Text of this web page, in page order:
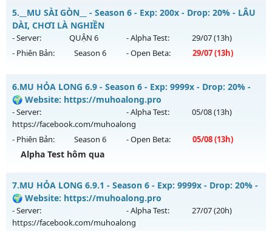
Antihack: ICMPROTECT ✅ 🔴 ✨ ⚡️
📌Mu Long Kiếm 19:00 - Boss liên tục, event cả ngày, vào là
mê , Open 19:00 hôm nay
Mu mới ra tháng 08 2026 - Mở máy chủ
Long Kiếmvào 19h
ngày 06/08/2626
Kiểu reset: Reset In Game
Thể loại: Mu Nguyên bản Webzen
Antihack: VIP SHIELD
5. __MU SÀI GÒN__ - Season 6 - Exp: 200x - Drop: 20% - LÂU
DÀI, CHƠI LÀ NGHIỀN
- Server: QUẬN 6 - Alpha Test: 29/07(13h)
- Phiên Bản:
Season 6 - Open Beta: 29/07(13h)
__MU SÀI GÒN__ - LÂU DÀI, CHƠI LÀ NGHIỀN
Mu mới ra tháng 07 2026 - Mở máy chủ
ngày 29/07/2626
Exp: 200x - Drop: 20%
Kiểu reset: Reset In Game
Antihack: AntiShark
6.MU HỎA LONG 6.9 - Season 6 - Exp: 9999x - Drop: 20% -
🌍 Website: https://muhoalong.pro
- Server:
https://facebook.com/muhoalong
- Alpha Test: 05/08(13h)
- Phiên Bản: Season 6 - Open Beta: 05/08(13h)
Alpha Test hôm qua
MU HỎA LONG 6.9 - 🌍 Website: https://muhoalong.pro
Mu mới ra tháng 08 2026 - Mở máy chủ
https://facebook.com/muhoalongvào 13h ngày
05/08/2626
7.MU HỎA LONG 6.9.1 - Season 6 - Exp: 9999x - Drop: 20% -
🌍 Website: https://muhoalong.pro
- Server:
https://facebook.com/muhoalong
- Alpha Test: 27/07(20h)